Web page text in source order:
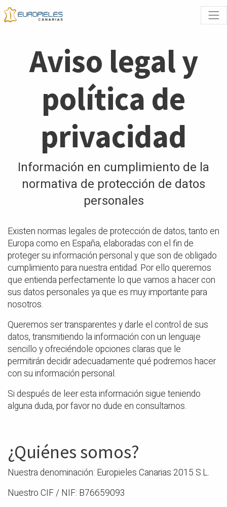
Aviso legal y
política de
privacidad
Información en cumplimiento de la
normativa de protección de datos
personales
Existen normas legales de protección de datos, tanto en
Europa como en España, elaboradas con el fin de
proteger su información personal y que son de obligado
cumplimiento para nuestra entidad. Por ello queremos
que entienda perfectamente lo que vamos a hacer con
sus datos personales ya que es muy importante para
nosotros.
Queremos ser transparentes y darle el control de sus
datos, transmitiendo la información con un lenguaje
sencillo y ofreciéndole opciones claras que le
permitirán decidir adecuadamente qué podremos hacer
con su información personal.
Si después de leer esta información sigue teniendo
alguna duda, por favor no dude en consultarnos.
¿Quiénes somos?
Nuestra denominación: Europieles Canarias 2015 S.L.
Nuestro CIF / NIF: B76659093